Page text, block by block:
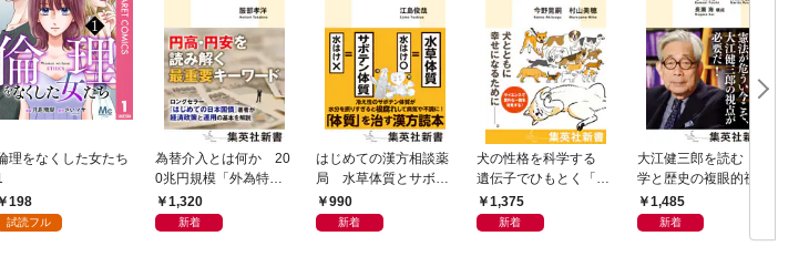
理をなくした女たち
198
試読フル
為替介入とは何か 20
0兆円規模「外為特
会」が生まれた謎
1,320
新着
はじめての漢方相談薬
局 水草体質とサボテ
ン体質
990
新着
犬の性格を科学する
遺伝子でひもとく「最
良の友」の進化
1,375
新着
大江健三郎を読む 文
学と歴史の複眼的視点
から1,485
新着